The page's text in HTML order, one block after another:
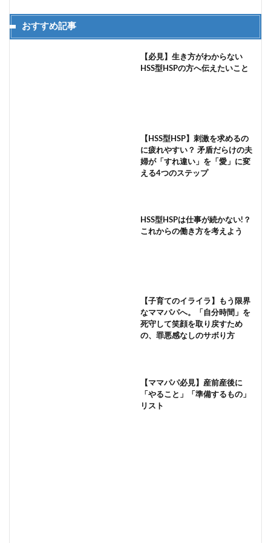
おすすめ記事
【必見】生き方がわからない
HSS型HSPの方へ伝えたいこと
【HSS型HSP】刺激を求めるの
に疲れやすい？ 矛盾だらけの夫
婦が「すれ違い」を「愛」に変
える4つのステップ
HSS型HSPは仕事が続かない!？
これからの働き方を考えよう
【子育てのイライラ】もう限界
なママパパへ。「自分時間」を
死守して笑顔を取り戻すため
の、罪悪感なしのサボり方
【ママパパ必見】産前産後に
「やること」「準備するもの」
リスト